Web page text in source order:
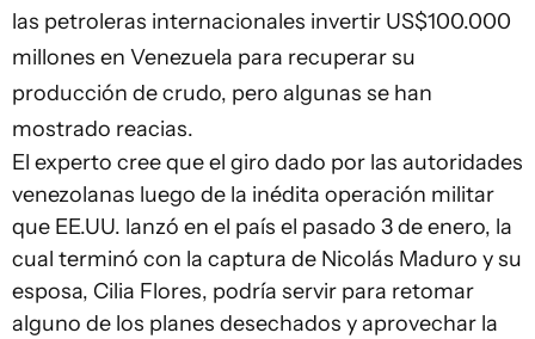
las petroleras internacionales invertir US$100.000
millones en Venezuela para recuperar su
producción de crudo, pero algunas se han
mostrado reacias.
El experto cree que el giro dado por las autoridades
venezolanas luego de la inédita operación militar
que EE.UU. lanzó en el país el pasado 3 de enero, la
cual terminó con la captura de Nicolás Maduro y su
esposa, Cilia Flores, podría servir para retomar
alguno de los planes desechados y aprovechar la